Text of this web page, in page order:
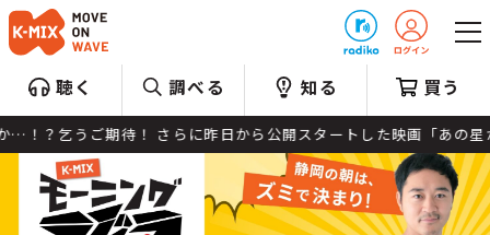
聴く 調べる 知る 買う
期待！ さらに昨日から公開スタートした映画「あの星